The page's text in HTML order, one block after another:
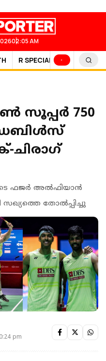
02:05 AM
R SPECIAL SPORTS
സൂപ്പര്‍ 750
ചിരാഗ്
ഫജര്‍ അല്‍ഫിയാന്‍
തോല്‍പ്പിച്ചു
pm